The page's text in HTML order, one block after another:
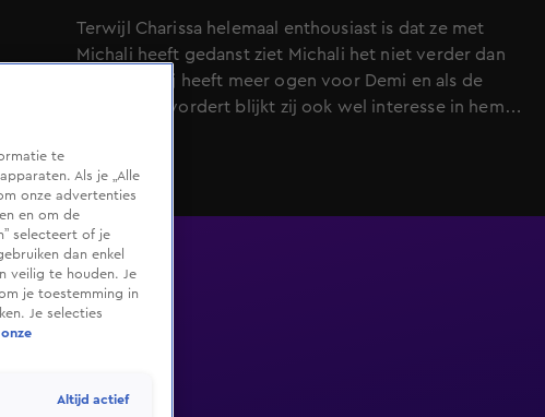
Terwijl Charissa helemaal enthousiast is dat ze met
Michali heeft gedanst ziet Michali het niet verder dan
dat gaan. Hij heeft meer ogen voor Demi en als de
avond zich vordert blijkt zij ook wel interesse in hem
te
Als je „Alle
onze advertenties
en om de
selecteert of je
dan enkel
veilig te houden. Je
je toestemming in
Je selecties
Altijd actief